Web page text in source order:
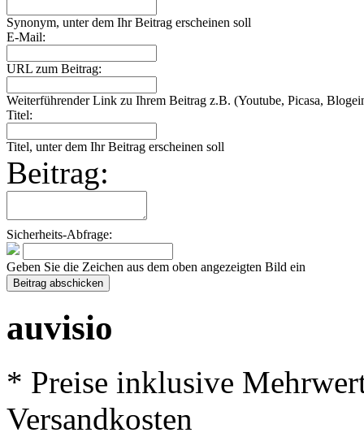
Synonym, unter dem Ihr Beitrag erscheinen soll
E-Mail:
URL zum Beitrag:
Weiterführender Link zu Ihrem Beitrag z.B. (Youtube, Picasa,
Titel:
Titel, unter dem Ihr Beitrag erscheinen soll
Beitrag:
Sicherheits-Abfrage:
Geben Sie die Zeichen aus dem oben angezeigten Bild ein
auvisio
* Preise inklusive
Versandkosten